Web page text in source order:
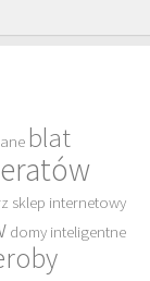
blat
sklep internetowy
domy inteligentne